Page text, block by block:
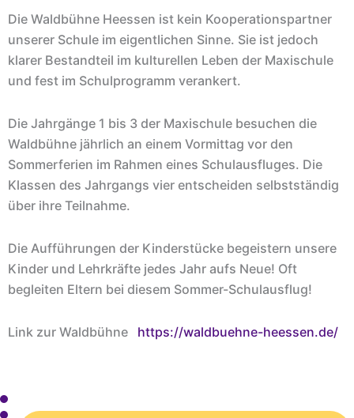
Die Waldbühne Heessen ist kein Kooperationspartner
unserer Schule im eigentlichen Sinne. Sie ist jedoch
klarer Bestandteil im kulturellen Leben der Maxischule
und fest im Schulprogramm verankert.
Die Jahrgänge 1 bis 3 der Maxischule besuchen die
Waldbühne jährlich an einem Vormittag vor den
Sommerferien im Rahmen eines Schulausfluges. Die
Klassen des Jahrgangs vier entscheiden selbstständig
über ihre Teilnahme.
Die Aufführungen der Kinderstücke begeistern unsere
Kinder und Lehrkräfte jedes Jahr aufs Neue! Oft
begleiten Eltern bei diesem Sommer-Schulausflug!
Link zur Waldbühne https://waldbuehne-heessen.de/